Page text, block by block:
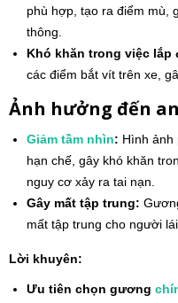
phù hợp, tạo ra điểm mù,
thông.
Khó khăn trong việc lắp
các điểm bắt vít trên xe,
Ảnh hưởng đến
Giảm tầm nhìn: Hình ảnh
hạn chế, gây khó khăn
nguy cơ xảy ra tai nạn.
Gây mất tập trung:
mất tập trung cho người
Lời khuyên:
Ưu tiên chọn gương